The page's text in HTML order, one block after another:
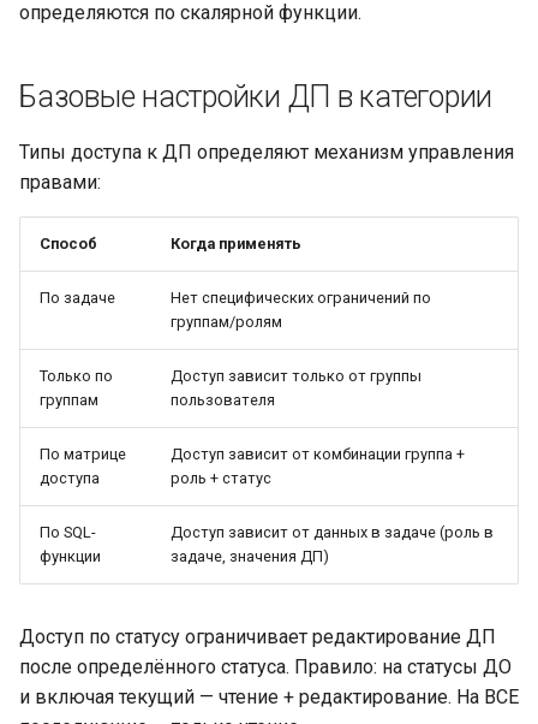
определяются по скалярной функции.
Базовые настройки ДП в категории
Типы доступа к ДП определяют механизм управления
правами:
Способ Когда применять
По задаче
Нет специфических ограничений по
группам/ролям
Только по
группам
Доступ зависит только от группы
пользователя
По матрице
доступа
Доступ зависит от комбинации группа +
роль + статус
По SQL-
функции
Доступ зависит от данных в задаче (роль в
задаче, значения ДП)
Доступ по статусу ограничивает редактирование ДП
после определённого статуса. Правило: на статусы ДО
и включая текущий — чтение + редактирование. На ВСЕ